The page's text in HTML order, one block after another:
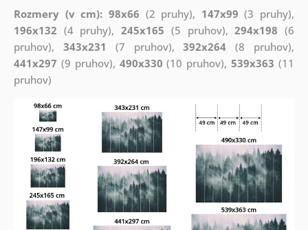
Rozmery (v cm): 98x66 (2 pruhy), 147x99 (3 pruhy),
196x132 (4 pruhy),245x165 (5 pruhov),294x198 (6
pruhov), 343x231 (7 pruhov),392x264 (8 pruhov),
441x297 (9 pruhov), 490x330 (10 pruhov),539x363 (11
pruhov)